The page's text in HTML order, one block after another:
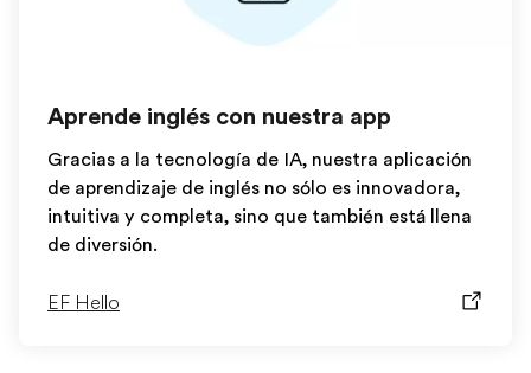
Aprende inglés con nuestra app
Gracias a la tecnología de IA, nuestra aplicación
de aprendizaje de inglés no sólo es innovadora,
intuitiva y completa, sino que también está llena
de diversión.
EF Hello